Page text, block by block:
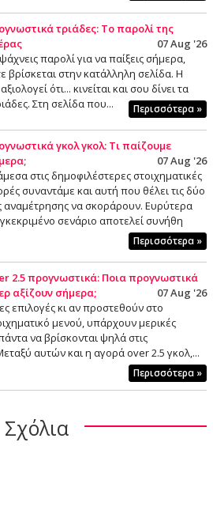
τριάδες: Το παρολί της
07 Aug '26
παρολί για να παίξεις σήμερα,
βρίσκεται στην κατάλληλη σελίδα. Η
ότι... κινείται και σου δίνει τα
Στη σελίδα που...
Περισσότερα »
γκολ γκολ: Τι παίζουμε
07 Aug '26
στις δημοφιλέστερες στοιχηματικές
συναντάμε και αυτή που θέλει τις δύο
αναμέτρησης να σκοράρουν. Ευρύτερα
σενάριο αποτελεί συνήθη
Περισσότερα »
2.5 προγνωστικά: Ποια προγνωστικά
αξίζουν σήμερα;
07 Aug '26
επιλογές κι αν προστεθούν στο
μενού, υπάρχουν μερικές
να βρίσκονται ψηλά στις
αυτών και η αγορά over 2.5 γκολ,...
Περισσότερα »
Σχόλια